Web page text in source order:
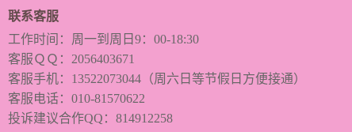
联系客服
工作时间：周一到周日9：00-18:30
客服ＱＱ：2056403671
客服手机：13522073044（周六日等节假日方便接通）
客服电话：010-81570622
投诉建议合作QQ：814912258